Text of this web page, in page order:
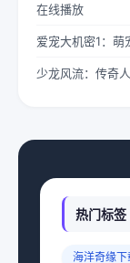
在线播放
爱宠大机密1：
少龙风流：传奇
热门标签
海洋奇缘下